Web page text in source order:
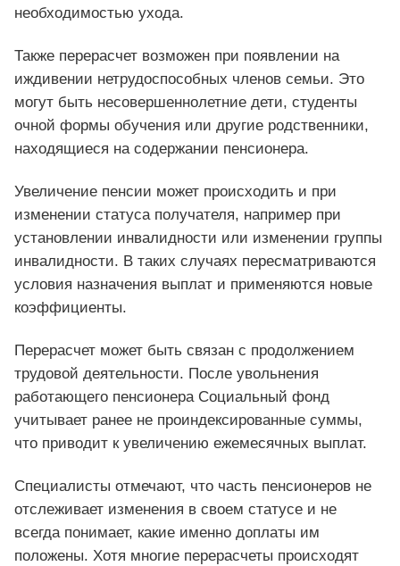
необходимостью ухода.
Также перерасчет возможен при появлении на
иждивении нетрудоспособных членов семьи. Это
могут быть несовершеннолетние дети, студенты
очной формы обучения или другие родственники,
находящиеся на содержании пенсионера.
Увеличение пенсии может происходить и при
изменении статуса получателя, например при
установлении инвалидности или изменении группы
инвалидности. В таких случаях пересматриваются
условия назначения выплат и применяются новые
коэффициенты.
Перерасчет может быть связан с продолжением
трудовой деятельности. После увольнения
работающего пенсионера Социальный фонд
учитывает ранее не проиндексированные суммы,
что приводит к увеличению ежемесячных выплат.
Специалисты отмечают, что часть пенсионеров не
отслеживает изменения в своем статусе и не
всегда понимает, какие именно доплаты им
положены. Хотя многие перерасчеты происходят